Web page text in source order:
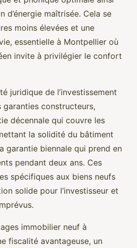
d’énergie maîtrisée. Cela se
moins élevées et une
essentielle à Montpellier où
invite à privilégier le confort
juridique de l’investissement
constructeurs,
décennale qui couvre les
la solidité du bâtiment
garantie biennale qui prend en
pendant deux ans. Ces
spécifiques aux biens neufs
solide pour l’investisseur et
immobilier neuf à
fiscalité avantageuse, un